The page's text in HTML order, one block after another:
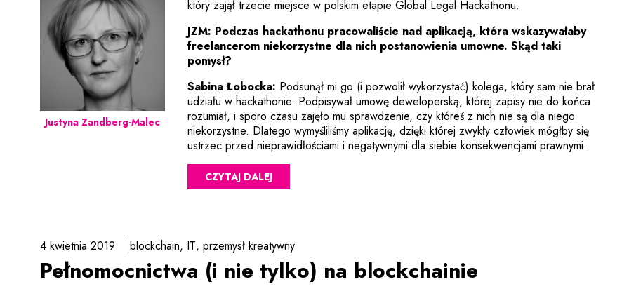
który zajął trzecie miejsce w polskim etapie Global Legal Hackathonu.
JZM: Podczas hackathonu pracowaliście nad aplikacją, która wskazywałaby
freelancerom niekorzystne dla nich postanowienia umowne. Skąd taki
pomysł?
Sabina Łobocka: Podsunął mi go (i pozwolił wykorzystać) kolega, który sam nie brał
udziału w hackathonie. Podpisywał umowę deweloperską, której zapisy nie do końca
rozumiał, i sporo czasu zajęło mu sprawdzenie, czy któreś z nich nie są dla niego
niekorzystne. Dlatego wymyśliliśmy aplikację, dzięki której zwykły człowiek mógłby się
ustrzec przed nieprawidłościami i negatywnymi dla siebie konsekwencjami prawnymi.
CZYTAJ DALEJ
Justyna Zandberg-Malec
4 kwietnia 2019 blockchain IT przemysł kreatywny
Pełnomocnictwa (i nie tylko) na blockchainie